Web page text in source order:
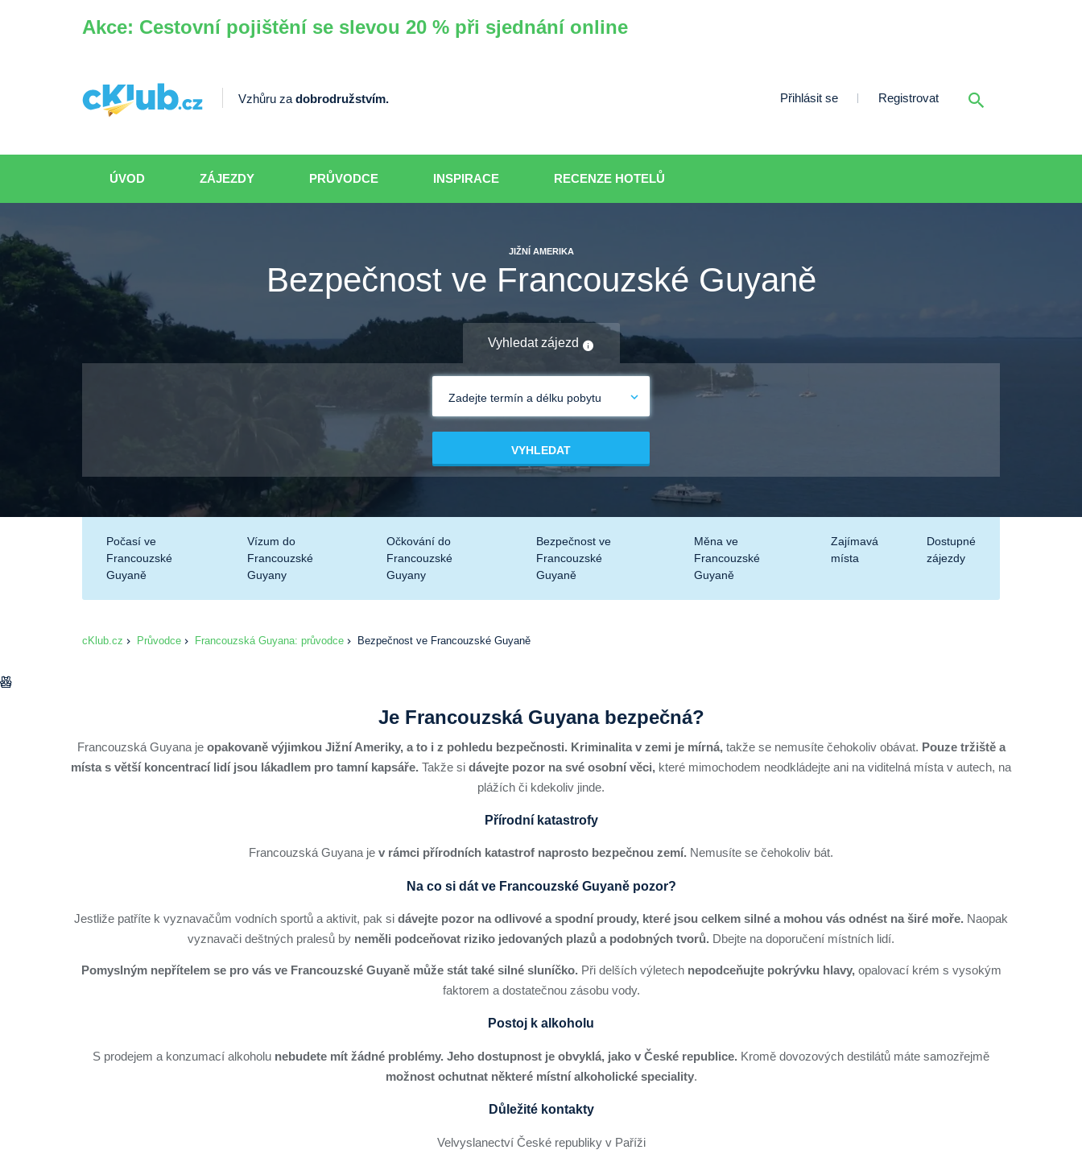
Akce: Cestovní pojištění se slevou 20 % při sjednání online
Vzhůru zadobrodružstvím. Přihlásit se Registrovat
ÚVOD ZÁJEZDY PRŮVODCE INSPIRACE RECENZE HOTELŮ
JIŽNÍ AMERIKA
Bezpečnost ve Francouzské Guyaně
Vyhledat zájezd
Zadejte termín a délku pobytu
VYHLEDAT
Počasí ve
Francouzské
Guyaně
Vízum do
Francouzské
Guyany
Očkování do
Francouzské
Guyany
Bezpečnost ve
Francouzské
Guyaně
Měna ve
Francouzské
Guyaně
Zajímavá
místa
Dostupné
zájezdy
cKlub.cz Průvodce Francouzská Guyana: průvodce Bezpečnost ve Francouzské Guyaně
Je Francouzská Guyana bezpečná?
Francouzská Guyana je opakovaně výjimkou Jižní Ameriky, a to i z pohledu bezpečnosti. Kriminalita v zemi je mírná, takže se nemusíte čehokoliv obávat. Pouze tržiště a
místa s větší koncentrací lidí jsou lákadlem pro tamní kapsáře. Takže si dávejte pozor na své osobní věci, které mimochodem neodkládejte ani na viditelná místa v autech, na
plážích či kdekoliv jinde.
Přírodní katastrofy
Francouzská Guyana je v rámci přírodních katastrof naprosto bezpečnou zemí. Nemusíte se čehokoliv bát.
Na co si dát ve Francouzské Guyaně pozor?
Jestliže patříte k vyznavačům vodních sportů a aktivit, pak si dávejte pozor na odlivové a spodní proudy, které jsou celkem silné a mohou vás odnést na širé moře. Naopak
vyznavači deštných pralesů by neměli podceňovat riziko jedovaných plazů a podobných tvorů. Dbejte na doporučení místních lidí.
Pomyslným nepřítelem se pro vás ve Francouzské Guyaně může stát také silné sluníčko. Při delších výletechnepodceňujte pokrývku hlavy,opalovací krém s vysokým
faktorem a dostatečnou zásobu vody.
Postoj k alkoholu
S prodejem a konzumací alkoholu nebudete mít žádné problémy. Jeho dostupnost je obvyklá, jako v České republice. Kromě dovozových destilátů máte samozřejmě
možnost ochutnat některé místní alkoholické speciality.
Důležité kontakty
Velvyslanectví České republiky v Paříži